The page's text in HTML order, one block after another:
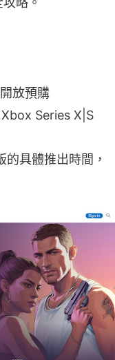
放預購
Series X|S
具體推出時間，